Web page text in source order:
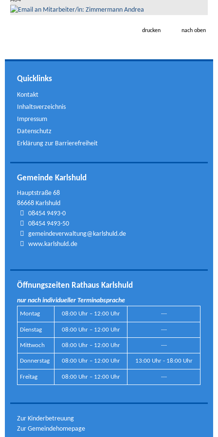
drucken nach oben
Quicklinks
Kontakt
Inhaltsverzeichnis
Impressum
Datenschutz
Erklärung zur Barrierefreiheit
Gemeinde Karlshuld
Hauptstraße 68
86668 Karlshuld
08454 9493-0
08454 9493-50
gemeindeverwaltung@karlshuld.de
www.karlshuld.de
Öffnungszeiten Rathaus Karlshuld
nur nach individueller Terminabsprache
Montag 08:00 Uhr – 12:00 Uhr ---
Dienstag 08:00 Uhr – 12:00 Uhr ---
Mittwoch 08:00 Uhr – 12:00 Uhr ---
Donnerstag 08:00 Uhr – 12:00 Uhr 13:00 Uhr - 18:00 Uhr
Freitag 08:00 Uhr – 12:00 Uhr ---
Zur Kinderbetreuung
Zur Gemeindehomepage